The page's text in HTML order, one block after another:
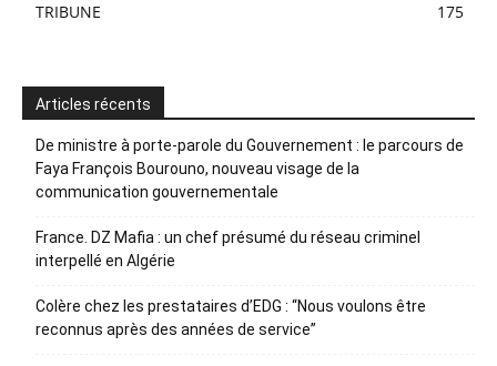
TRIBUNE
175
Articles récents
De ministre à porte-parole du Gouvernement : le parcours de
Faya François Bourouno, nouveau visage de la
communication gouvernementale
France. DZ Mafia : un chef présumé du réseau criminel
interpellé en Algérie
Colère chez les prestataires d’EDG : “Nous voulons être
reconnus après des années de service”